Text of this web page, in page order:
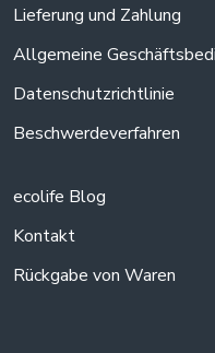
Lieferung und Zahlung
Allgemeine
Datenschutzrichtlinie
Beschwerdeverfahren
ecolife Blog
Kontakt
Rückgabe von Waren